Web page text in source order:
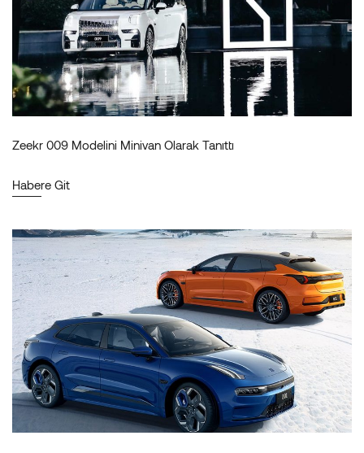
Zeekr 009 Modelini Minivan Olarak Tanıttı
Habere Git